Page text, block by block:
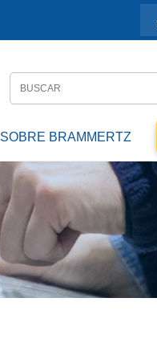
SOBRE BRAMMERTZ